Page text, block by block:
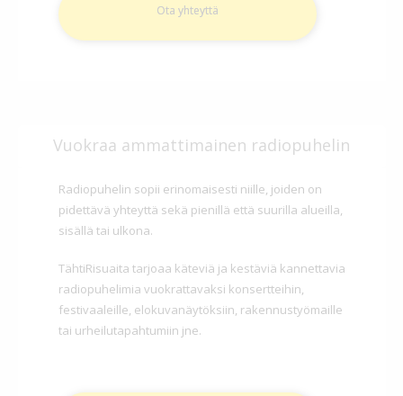
Ota yhteyttä
Vuokraa ammattimainen radiopuhelin
Radiopuhelin sopii erinomaisesti niille, joiden on
pidettävä yhteyttä sekä pienillä että suurilla alueilla,
sisällä tai ulkona.
TähtiRisuaita tarjoaa käteviä ja kestäviä kannettavia
radiopuhelimia vuokrattavaksi konsertteihin,
festivaaleille, elokuvanäytöksiin, rakennustyömaille
tai urheilutapahtumiin jne.